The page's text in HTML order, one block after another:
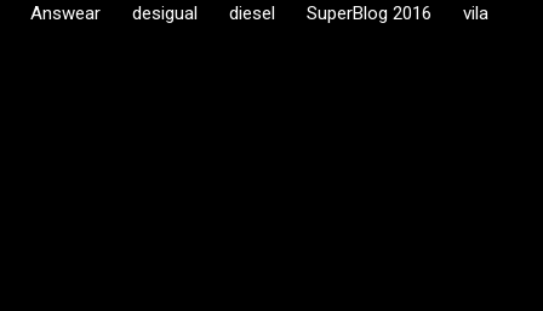
Answear desigual diesel SuperBlog 2016 vila